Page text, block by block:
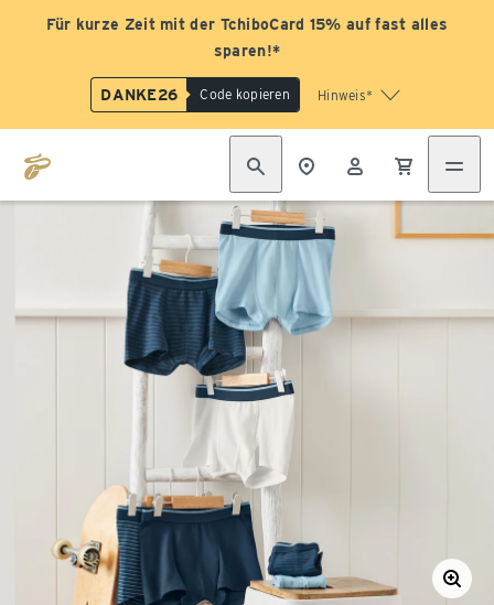
Für kurze Zeit mit der TchiboCard 15% auf fast alles
sparen!*
DANKE26 Code kopieren Hinweis*